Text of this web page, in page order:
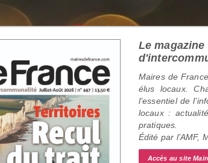
Le
Maires de
élus locaux.
l’essentiel de
locaux :
pratiques.
Édité par l’AMF,
Accès au site